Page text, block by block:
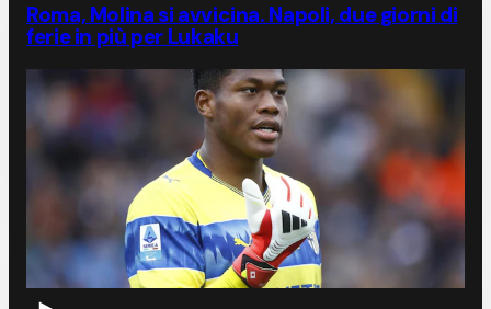
Roma, Molina si avvicina. Napoli, due giorni di
ferie in più per Lukaku